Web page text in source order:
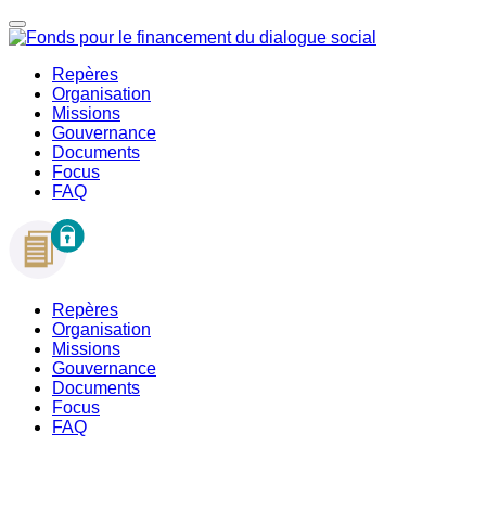
Repères
Organisation
Missions
Gouvernance
Documents
Focus
FAQ
Repères
Organisation
Missions
Gouvernance
Documents
Focus
FAQ